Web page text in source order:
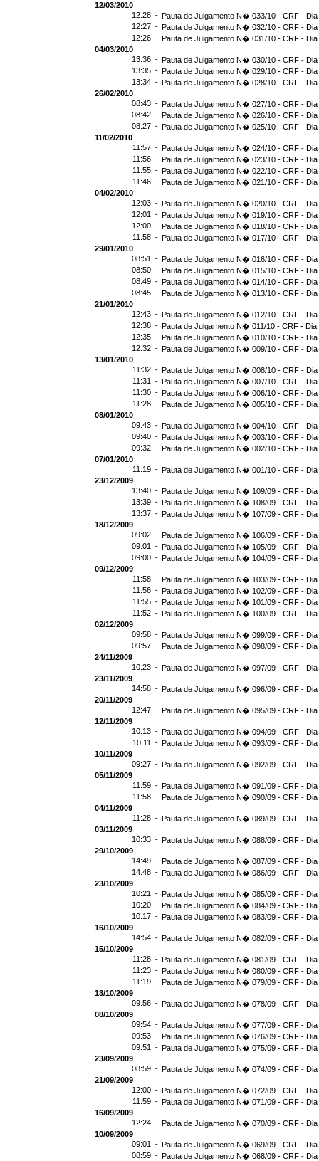
12/03/2010
12:28 - Pauta de Julgamento N� 033/10 - CRF - Dia
12:27 - Pauta de Julgamento N� 032/10 - CRF - Dia
12:26 - Pauta de Julgamento N� 031/10 - CRF - Dia
04/03/2010
13:36 - Pauta de Julgamento N� 030/10 - CRF - Dia
13:35 - Pauta de Julgamento N� 029/10 - CRF - Dia
13:34 - Pauta de Julgamento N� 028/10 - CRF - Dia
26/02/2010
08:43 - Pauta de Julgamento N� 027/10 - CRF - Dia
08:42 - Pauta de Julgamento N� 026/10 - CRF - Dia
08:27 - Pauta de Julgamento N� 025/10 - CRF - Dia
11/02/2010
11:57 - Pauta de Julgamento N� 024/10 - CRF - Dia
11:56 - Pauta de Julgamento N� 023/10 - CRF - Dia
11:55 - Pauta de Julgamento N� 022/10 - CRF - Dia
11:46 - Pauta de Julgamento N� 021/10 - CRF - Dia
04/02/2010
12:03 - Pauta de Julgamento N� 020/10 - CRF - Dia
12:01 - Pauta de Julgamento N� 019/10 - CRF - Dia
12:00 - Pauta de Julgamento N� 018/10 - CRF - Dia
11:58 - Pauta de Julgamento N� 017/10 - CRF - Dia
29/01/2010
08:51 - Pauta de Julgamento N� 016/10 - CRF - Dia
08:50 - Pauta de Julgamento N� 015/10 - CRF - Dia
08:49 - Pauta de Julgamento N� 014/10 - CRF - Dia
08:45 - Pauta de Julgamento N� 013/10 - CRF - Dia
21/01/2010
12:43 - Pauta de Julgamento N� 012/10 - CRF - Dia
12:38 - Pauta de Julgamento N� 011/10 - CRF - Dia
12:35 - Pauta de Julgamento N� 010/10 - CRF - Dia
12:32 - Pauta de Julgamento N� 009/10 - CRF - Dia
13/01/2010
11:32 - Pauta de Julgamento N� 008/10 - CRF - Dia
11:31 - Pauta de Julgamento N� 007/10 - CRF - Dia
11:30 - Pauta de Julgamento N� 006/10 - CRF - Dia
11:28 - Pauta de Julgamento N� 005/10 - CRF - Dia
08/01/2010
09:43 - Pauta de Julgamento N� 004/10 - CRF - Dia
09:40 - Pauta de Julgamento N� 003/10 - CRF - Dia
09:32 - Pauta de Julgamento N� 002/10 - CRF - Dia
07/01/2010
11:19 - Pauta de Julgamento N� 001/10 - CRF - Dia
23/12/2009
13:40 - Pauta de Julgamento N� 109/09 - CRF - Dia
13:39 - Pauta de Julgamento N� 108/09 - CRF - Dia
13:37 - Pauta de Julgamento N� 107/09 - CRF - Dia
18/12/2009
09:02 - Pauta de Julgamento N� 106/09 - CRF - Dia
09:01 - Pauta de Julgamento N� 105/09 - CRF - Dia
09:00 - Pauta de Julgamento N� 104/09 - CRF - Dia
09/12/2009
11:58 - Pauta de Julgamento N� 103/09 - CRF - Dia
11:56 - Pauta de Julgamento N� 102/09 - CRF - Dia
11:55 - Pauta de Julgamento N� 101/09 - CRF - Dia
11:52 - Pauta de Julgamento N� 100/09 - CRF - Dia
02/12/2009
09:58 - Pauta de Julgamento N� 099/09 - CRF - Dia
09:57 - Pauta de Julgamento N� 098/09 - CRF - Dia
24/11/2009
10:23 - Pauta de Julgamento N� 097/09 - CRF - Dia
23/11/2009
14:58 - Pauta de Julgamento N� 096/09 - CRF - Dia
20/11/2009
12:47 - Pauta de Julgamento N� 095/09 - CRF - Dia
12/11/2009
10:13 - Pauta de Julgamento N� 094/09 - CRF - Dia
10:11 - Pauta de Julgamento N� 093/09 - CRF - Dia
10/11/2009
09:27 - Pauta de Julgamento N� 092/09 - CRF - Dia
05/11/2009
11:59 - Pauta de Julgamento N� 091/09 - CRF - Dia
11:58 - Pauta de Julgamento N� 090/09 - CRF - Dia
04/11/2009
11:28 - Pauta de Julgamento N� 089/09 - CRF - Dia
03/11/2009
10:33 - Pauta de Julgamento N� 088/09 - CRF - Dia
29/10/2009
14:49 - Pauta de Julgamento N� 087/09 - CRF - Dia
14:48 - Pauta de Julgamento N� 086/09 - CRF - Dia
23/10/2009
10:21 - Pauta de Julgamento N� 085/09 - CRF - Dia
10:20 - Pauta de Julgamento N� 084/09 - CRF - Dia
10:17 - Pauta de Julgamento N� 083/09 - CRF - Dia
16/10/2009
14:54 - Pauta de Julgamento N� 082/09 - CRF - Dia
15/10/2009
11:28 - Pauta de Julgamento N� 081/09 - CRF - Dia
11:23 - Pauta de Julgamento N� 080/09 - CRF - Dia
11:19 - Pauta de Julgamento N� 079/09 - CRF - Dia
13/10/2009
09:56 - Pauta de Julgamento N� 078/09 - CRF - Dia
08/10/2009
09:54 - Pauta de Julgamento N� 077/09 - CRF - Dia
09:53 - Pauta de Julgamento N� 076/09 - CRF - Dia
09:51 - Pauta de Julgamento N� 075/09 - CRF - Dia
23/09/2009
08:59 - Pauta de Julgamento N� 074/09 - CRF - Dia
21/09/2009
12:00 - Pauta de Julgamento N� 072/09 - CRF - Dia
11:59 - Pauta de Julgamento N� 071/09 - CRF - Dia
16/09/2009
12:24 - Pauta de Julgamento N� 070/09 - CRF - Dia
10/09/2009
09:01 - Pauta de Julgamento N� 069/09 - CRF - Dia
08:59 - Pauta de Julgamento N� 068/09 - CRF - Dia